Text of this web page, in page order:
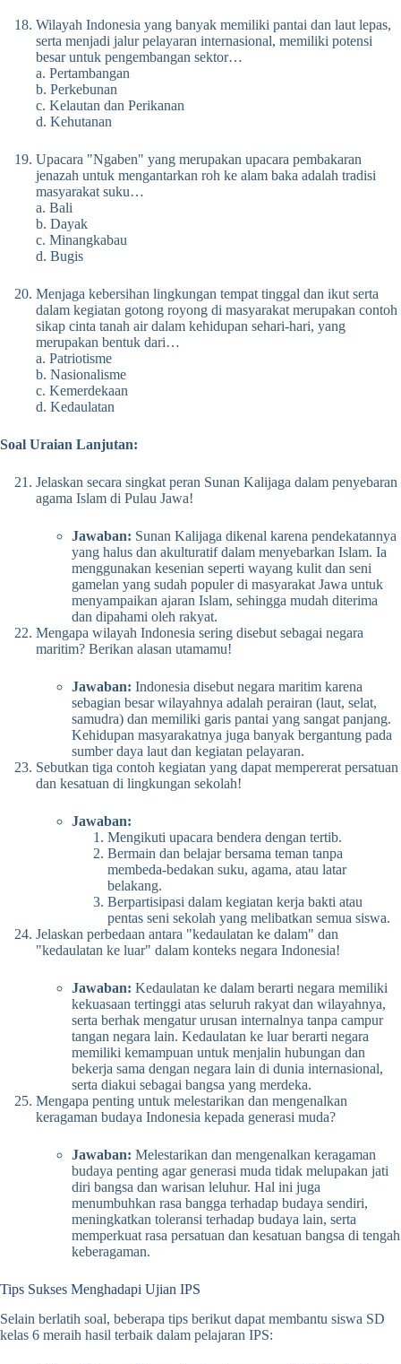
Wilayah Indonesia yang banyak memiliki pantai dan laut lepas,
serta menjadi jalur pelayaran internasional, memiliki potensi
besar untuk pengembangan sektor…
a. Pertambangan
b. Perkebunan
c. Kelautan dan Perikanan
d. Kehutanan
Upacara "Ngaben" yang merupakan upacara pembakaran
jenazah untuk mengantarkan roh ke alam baka adalah tradisi
masyarakat suku…
a. Bali
b. Dayak
c. Minangkabau
d. Bugis
Menjaga kebersihan lingkungan tempat tinggal dan ikut serta
dalam kegiatan gotong royong di masyarakat merupakan contoh
sikap cinta tanah air dalam kehidupan sehari-hari, yang
merupakan bentuk dari…
a. Patriotisme
b. Nasionalisme
c. Kemerdekaan
d. Kedaulatan
Soal Uraian Lanjutan:
Jelaskan secara singkat peran Sunan Kalijaga dalam penyebaran
agama Islam di Pulau Jawa!
Jawaban: Sunan Kalijaga dikenal karena pendekatannya
yang halus dan akulturatif dalam menyebarkan Islam. Ia
menggunakan kesenian seperti wayang kulit dan seni
gamelan yang sudah populer di masyarakat Jawa untuk
menyampaikan ajaran Islam, sehingga mudah diterima
dan dipahami oleh rakyat.
Mengapa wilayah Indonesia sering disebut sebagai negara
maritim? Berikan alasan utamamu!
Jawaban: Indonesia disebut negara maritim karena
sebagian besar wilayahnya adalah perairan (laut, selat,
samudra) dan memiliki garis pantai yang sangat panjang.
Kehidupan masyarakatnya juga banyak bergantung pada
sumber daya laut dan kegiatan pelayaran.
Sebutkan tiga contoh kegiatan yang dapat mempererat persatuan
dan kesatuan di lingkungan sekolah!
Jawaban:
Mengikuti upacara bendera dengan tertib.
Bermain dan belajar bersama teman tanpa
membeda-bedakan suku, agama, atau latar
belakang.
Berpartisipasi dalam kegiatan kerja bakti atau
pentas seni sekolah yang melibatkan semua siswa.
Jelaskan perbedaan antara "kedaulatan ke dalam" dan
"kedaulatan ke luar" dalam konteks negara Indonesia!
Jawaban: Kedaulatan ke dalam berarti negara memiliki
kekuasaan tertinggi atas seluruh rakyat dan wilayahnya,
serta berhak mengatur urusan internalnya tanpa campur
tangan negara lain. Kedaulatan ke luar berarti negara
memiliki kemampuan untuk menjalin hubungan dan
bekerja sama dengan negara lain di dunia internasional,
serta diakui sebagai bangsa yang merdeka.
Mengapa penting untuk melestarikan dan mengenalkan
keragaman budaya Indonesia kepada generasi muda?
Jawaban: Melestarikan dan mengenalkan keragaman
budaya penting agar generasi muda tidak melupakan jati
diri bangsa dan warisan leluhur. Hal ini juga
menumbuhkan rasa bangga terhadap budaya sendiri,
meningkatkan toleransi terhadap budaya lain, serta
memperkuat rasa persatuan dan kesatuan bangsa di tengah
keberagaman.
Tips Sukses Menghadapi Ujian IPS
Selain berlatih soal, beberapa tips berikut dapat membantu siswa SD
kelas 6 meraih hasil terbaik dalam pelajaran IPS: